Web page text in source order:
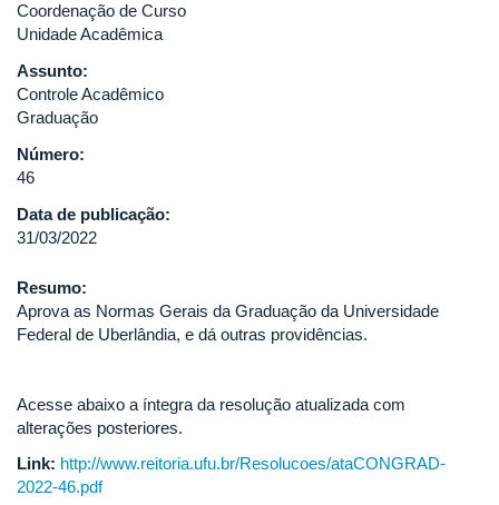
Coordenação de Curso
Unidade Acadêmica
Assunto:
Controle Acadêmico
Graduação
Número:
46
Data de publicação:
31/03/2022
Resumo:
Aprova as Normas Gerais da Graduação da Universidade
Federal de Uberlândia, e dá outras providências.
Acesse abaixo a íntegra da resolução atualizada com
alterações posteriores.
Link: http://www.reitoria.ufu.br/Resolucoes/ataCONGRAD-
2022-46.pdf